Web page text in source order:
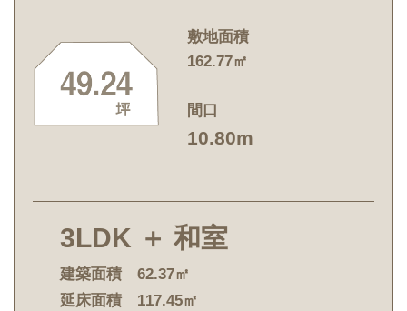
敷地面積
162.77㎡
間口
10.80m
3LDK ＋ 和室
建築面積 62.37㎡
延床面積 117.45㎡